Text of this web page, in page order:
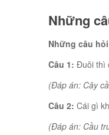
Những
Những câu
Câu 1: Đuôi thì
(Đáp án: Cây
Câu 2: Cái gì
(Đáp án: Cầu